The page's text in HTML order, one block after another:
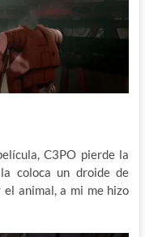
C3PO pierde la
coloca un droide de
el animal, a mi me hizo